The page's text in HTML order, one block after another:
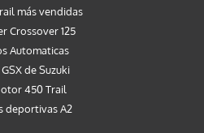
más vendidas
Crossover 125
Automaticas
de Suzuki
450 Trail
deportivas A2